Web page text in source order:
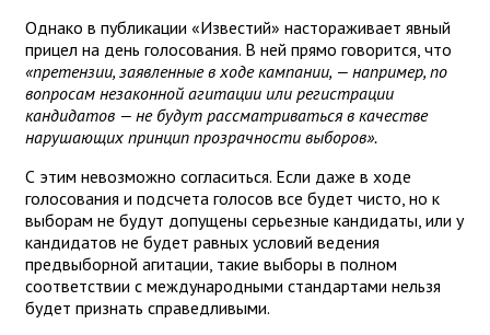
Однако в публикации «Известий» настораживает явный
прицел на день голосования. В ней прямо говорится, что
«претензии, заявленные в ходе кампании, — например, по
вопросам незаконной агитации или регистрации
кандидатов — не будут рассматриваться в качестве
нарушающих принцип прозрачности выборов».
С этим невозможно согласиться. Если даже в ходе
голосования и подсчета голосов все будет чисто, но к
выборам не будут допущены серьезные кандидаты, или у
кандидатов не будет равных условий ведения
предвыборной агитации, такие выборы в полном
соответствии с международными стандартами нельзя
будет признать справедливыми.